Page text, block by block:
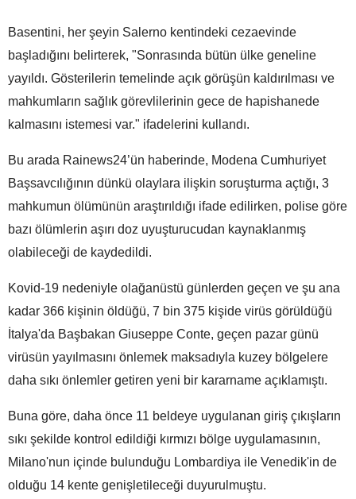
Basentini, her şeyin Salerno kentindeki cezaevinde
başladığını belirterek, "Sonrasında bütün ülke geneline
yayıldı. Gösterilerin temelinde açık görüşün kaldırılması ve
mahkumların sağlık görevlilerinin gece de hapishanede
kalmasını istemesi var." ifadelerini kullandı.
Bu arada Rainews24’ün haberinde, Modena Cumhuriyet
Başsavcılığının dünkü olaylara ilişkin soruşturma açtığı, 3
mahkumun ölümünün araştırıldığı ifade edilirken, polise göre
bazı ölümlerin aşırı doz uyuşturucudan kaynaklanmış
olabileceği de kaydedildi.
Kovid-19 nedeniyle olağanüstü günlerden geçen ve şu ana
kadar 366 kişinin öldüğü, 7 bin 375 kişide virüs görüldüğü
İtalya'da Başbakan Giuseppe Conte, geçen pazar günü
virüsün yayılmasını önlemek maksadıyla kuzey bölgelere
daha sıkı önlemler getiren yeni bir kararname açıklamıştı.
Buna göre, daha önce 11 beldeye uygulanan giriş çıkışların
sıkı şekilde kontrol edildiği kırmızı bölge uygulamasının,
Milano'nun içinde bulunduğu Lombardiya ile Venedik'in de
olduğu 14 kente genişletileceği duyurulmuştu.